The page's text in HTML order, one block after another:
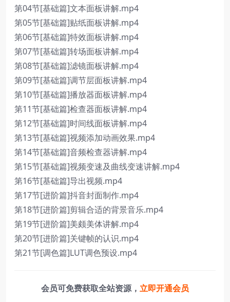
第04节[基础篇]文本面板讲解.mp4
第05节[基础篇]贴纸面板讲解.mp4
第06节[基础篇]特效面板讲解.mp4
第07节[基础篇]转场面板讲解.mp4
第08节[基础篇]滤镜面板讲解.mp4
第09节[基础篇]调节层面板讲解.mp4
第10节[基础篇]播放器面板讲解.mp4
第11节[基础篇]检查器面板讲解.mp4
第12节[基础篇]时间线面板讲解.mp4
第13节[基础篇]视频添加动画效果.mp4
第14节[基础篇]音频检查器讲解.mp4
第15节[基础篇]视频变速及曲线变速讲解.mp4
第16节[基础篇]导出视频.mp4
第17节[进阶篇]抖音封面制作.mp4
第18节[进阶篇]剪辑合适的背景音乐.mp4
第19节[进阶篇]美颇美体讲解.mp4
第20节[进阶篇]关键帧的认识.mp4
第21节[调色篇]LUT调色预设.mp4
会员可免费获取全站资源， 立即开通会员